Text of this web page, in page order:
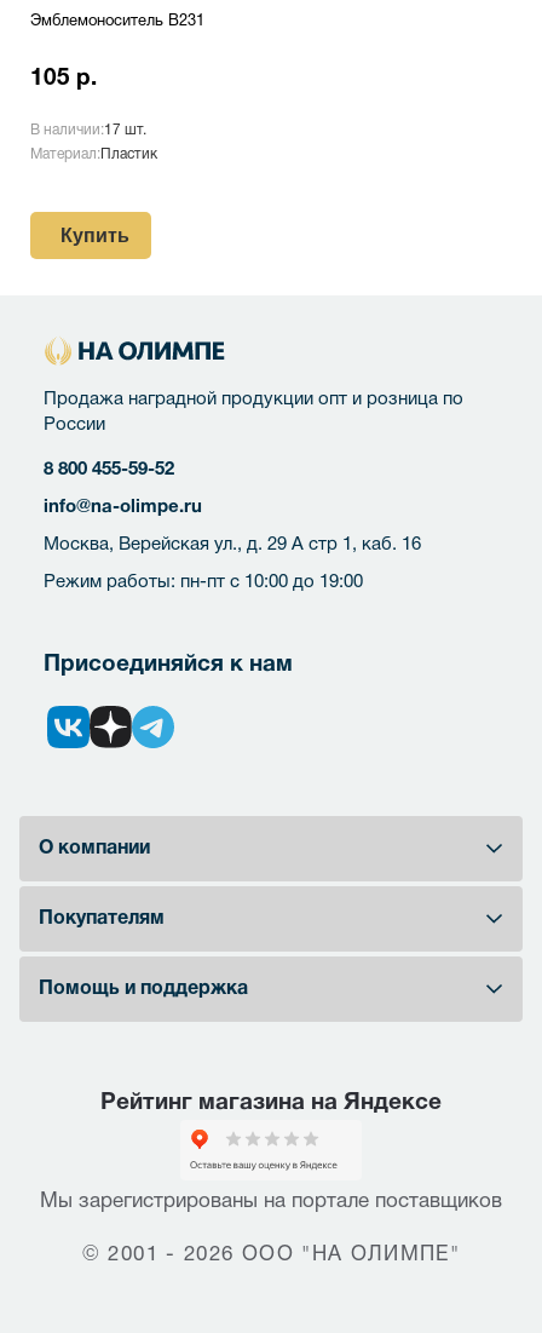
Эмблемоноситель B231
105 р.
В наличии:17 шт.
Материал: Пластик
Купить
Продажа наградной продукции опт и розница по
России
8 800 455-59-52
info@na-olimpe.ru
Москва, Верейская ул., д. 29 А стр 1, каб. 16
Режим работы: пн-пт с 10:00 до 19:00
Присоединяйся к нам
О компании
Покупателям
Помощь и поддержка
Рейтинг магазина на Яндексе
Мы зарегистрированы на портале поставщиков
© 2001 - 2026 ООО "НА ОЛИМПЕ"